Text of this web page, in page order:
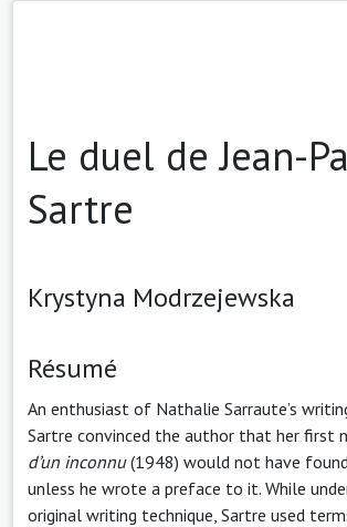
Le duel de Jean-
Sartre
Krystyna Modrzejewska
Résumé
An enthusiast of Nathalie Sarraute’s
Sartre convinced the author that her first
d’un inconnu(1948) would not have
unless he wrote a preface to it. While
original writing technique, Sartre used